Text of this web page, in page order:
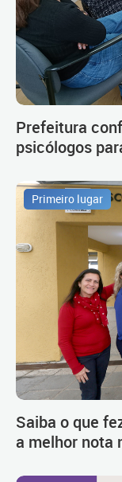
Prefeitura
psicólogos
Primeiro lugar
Saiba o que
a melhor nota